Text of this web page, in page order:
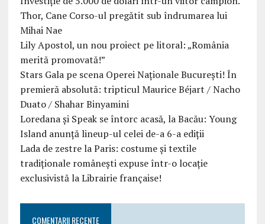
Thor, Cane Corso-ul pregătit sub îndrumarea lui
Mihai Nae
Lily Apostol, un nou proiect pe litoral: „România
merită promovată!”
Stars Gala pe scena Operei Naționale București! În
premieră absolută: tripticul Maurice Béjart / Nacho
Duato / Shahar Binyamini
Loredana și Speak se întorc acasă, la Bacău: Young
Island anunță lineup-ul celei de-a 6-a ediții
Lada de zestre la Paris: costume și textile
tradiționale românești expuse într-o locație
exclusivistă la Librairie française!
COMENTARII RECENTE